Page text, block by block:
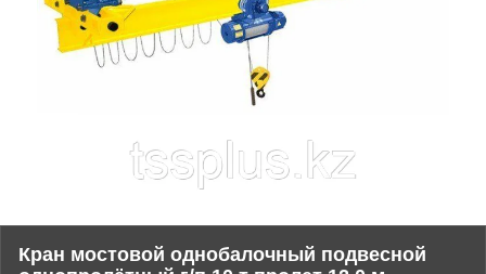
Кран мостовой однобалочный подвесной